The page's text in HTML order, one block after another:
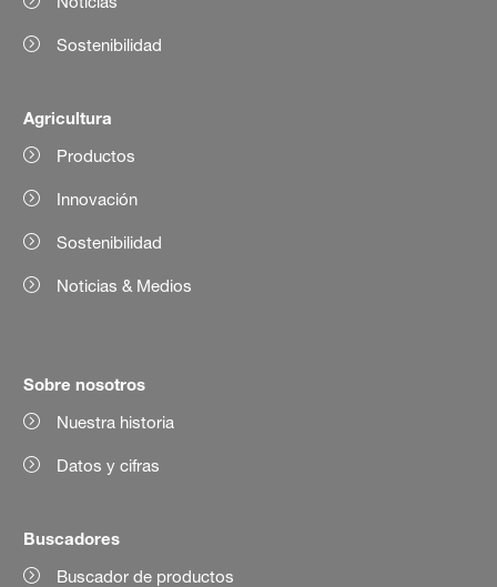
Sostenibilidad
Agricultura
Productos
Innovación
Sostenibilidad
Noticias & Medios
Sobre nosotros
Nuestra historia
Datos y cifras
Buscadores
Buscador de productos